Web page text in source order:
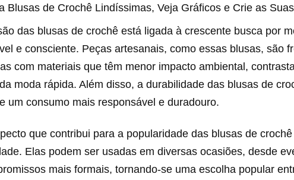
Blusas de Crochê Lindíssimas, Veja Gráficos e Crie as
das blusas de crochê está ligada à crescente busca por
e consciente. Peças artesanais, como essas blusas, são
com materiais que têm menor impacto ambiental,
moda rápida. Além disso, a durabilidade das blusas de
um consumo mais responsável e duradouro.
que contribui para a popularidade das blusas de
Elas podem ser usadas em diversas ocasiões, desde
mais formais, tornando-se uma escolha popular